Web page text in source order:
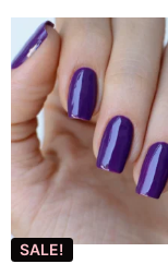
SALE!